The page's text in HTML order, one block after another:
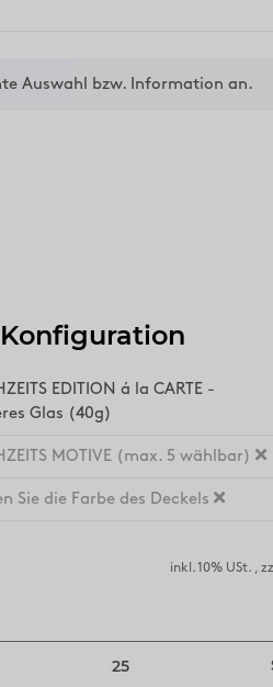
Auswahl bzw. Information an.
EDITION á la CARTE -
Glas (40g)
MOTIVE (max. 5 wählbar)
Sie die Farbe des Deckels
inkl. 10% USt. ,